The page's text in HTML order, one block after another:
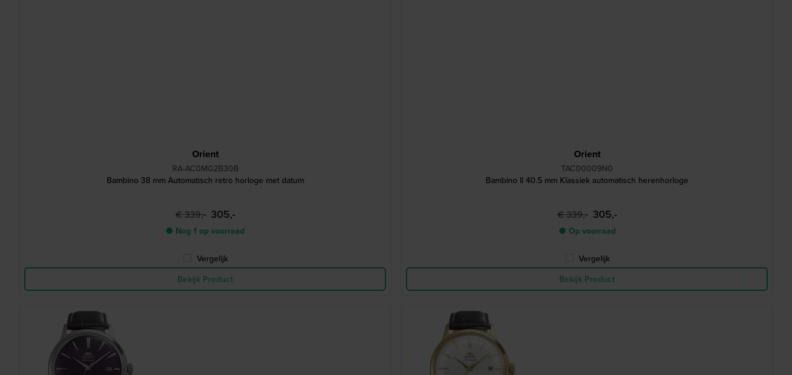
Orient
RA-AC0M02B30B
Bambino 38 mm Automatisch retro horloge met datum
€ 339,- 305,-
● Nog 1 op voorraad
Vergelijk
Bekijk Product
Orient
TAC00009N0
Bambino II 40.5 mm Klassiek automatisch herenhorloge
€ 339,- 305,-
● Op voorraad
Vergelijk
Bekijk Product